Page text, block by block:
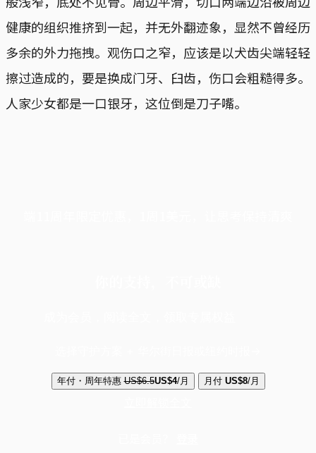
健康的组织推挤到一起，并无外翻迹象，显然不曾经历
多余的外力拖拽。观伤口之窄，应该是以犬齿尖端轻轻
擦过造成的，要是换成门牙、臼齿，伤口会粗糙得多。
人家少女都是一口银牙，这位倒是刀子嘴。
年付・周年特惠 US$6.5US$4/月 月付 US$8/月